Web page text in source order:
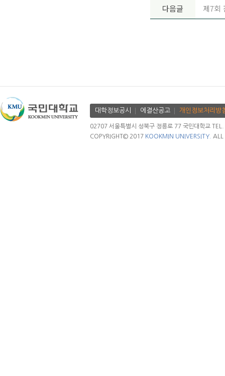
다음글 제7회
대학정보공시 에결산공고 개인정보처리방
02707 서울특별시 성북구 정릉로 77 국민대학교
COPYRIGHT© 2017 KOOKMIN UNIVERSITY. ALL